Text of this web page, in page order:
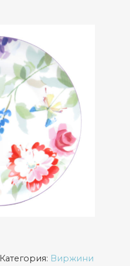
Категория: Виржини